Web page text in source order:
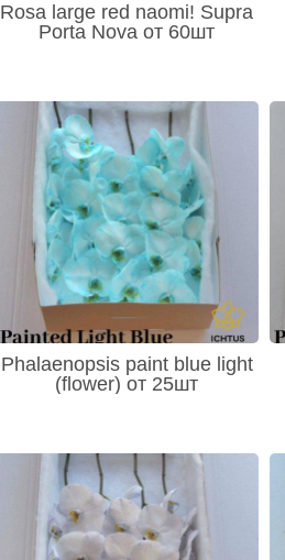
Rosa large red naomi! Supra
Porta Nova от 60шт
Phalaenopsis paint blue light
(flower) от 25шт